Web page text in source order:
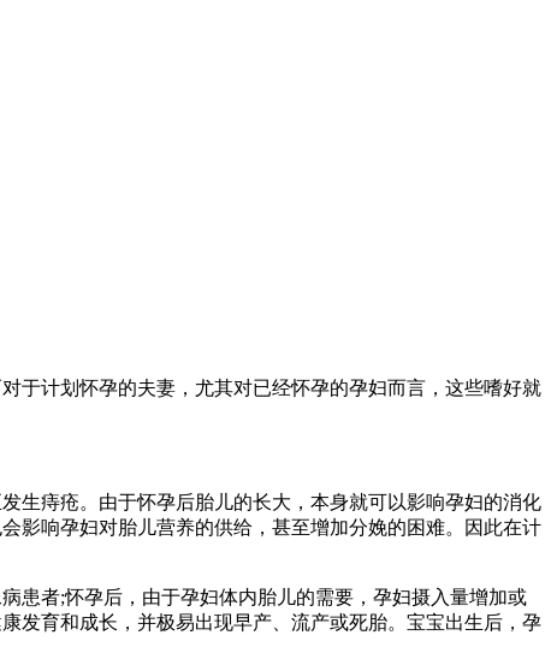
计划怀孕的夫妻，尤其对已经怀孕的孕妇而言，这些嗜好就
痔疮。由于怀孕后胎儿的长大，本身就可以影响孕妇的消化
影响孕妇对胎儿营养的供给，甚至增加分娩的困难。因此在计
者;怀孕后，由于孕妇体内胎儿的需要，孕妇摄入量增加或
发育和成长，并极易出现早产、流产或死胎。宝宝出生后，孕